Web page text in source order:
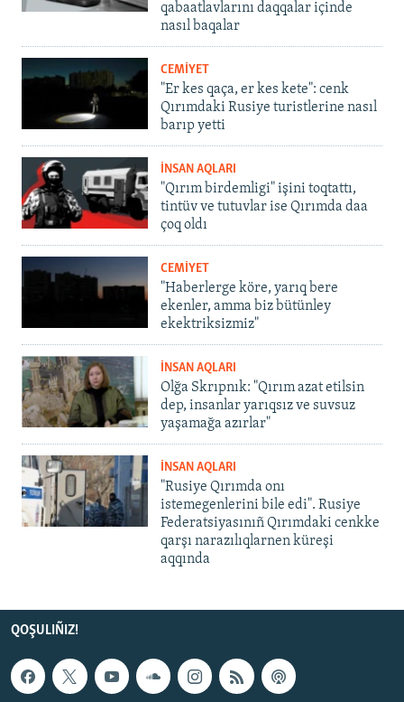
qabaatlavlarını daqqalar içinde
nasıl baqalar
CEMİYET
"Er kes qaça, er kes kete": cenk
Qırımdaki Rusiye turistlerine nasıl
barıp yetti
İNSAN AQLARI
"Qırım birdemligi" işini toqtattı,
tintüv ve tutuvlar ise Qırımda daa
çoq oldı
CEMİYET
"Haberlerge köre, yarıq bere
ekenler, amma biz bütünley
ekektriksizmiz"
İNSAN AQLARI
Olğa Skrıpnık: "Qırım azat etilsin
dep, insanlar yarıqsız ve suvsuz
yaşamağa azırlar"
İNSAN AQLARI
"Rusiye Qırımda onı
istemegenlerini bile edi". Rusiye
Federatsiyasınıñ Qırımdaki cenkke
qarşı narazılıqlarnen küreşi
aqqında
QOŞULIÑIZ!